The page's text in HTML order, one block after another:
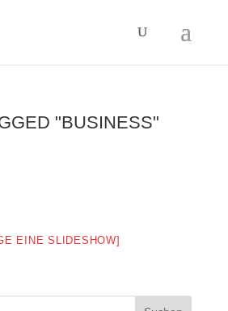
"BUSINESS"
EINE SLIDESHOW]